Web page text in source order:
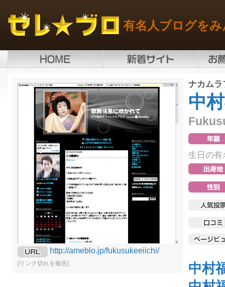
有名人ブログを
http://ameblo.jp/fukusukeeiichi/
[リンク切れを報告]
ナカムラ
中
生日の有
中村